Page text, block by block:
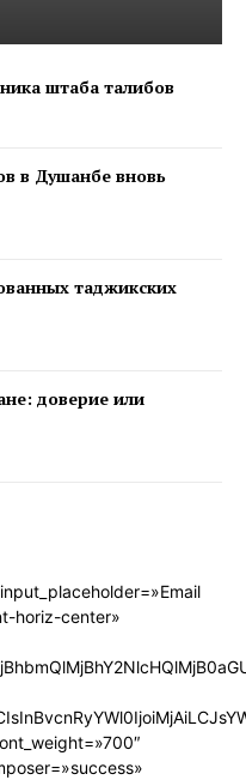
штаба талибов
в Душанбе вновь
таджикских
доверие или
horiz-center»